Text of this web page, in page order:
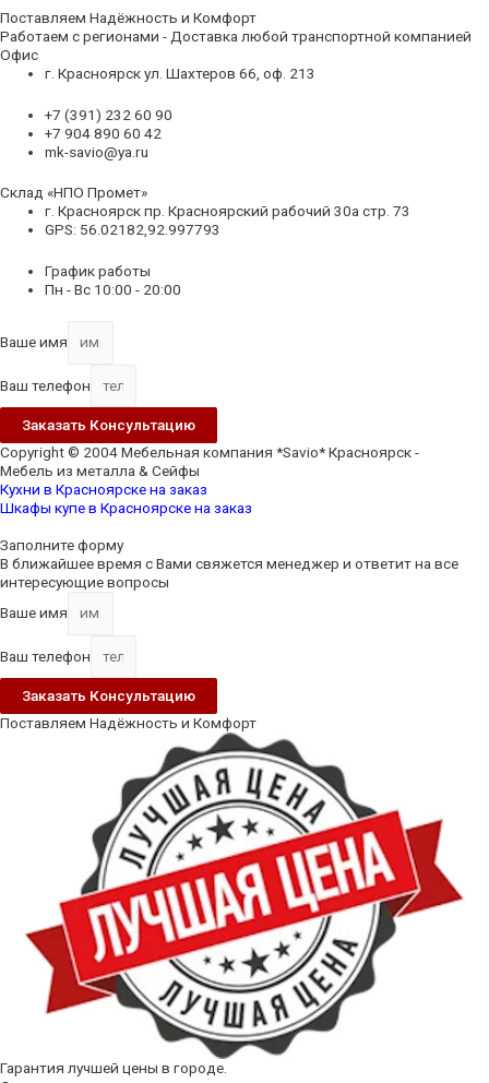
Поставляем Надёжность и Комфорт
Работаем с регионами - Доставка любой транспортной компанией
Офис
г. Красноярск ул. Шахтеров 66, оф. 213
+7 (391) 232 60 90
+7 904 890 60 42
mk-savio@ya.ru
Склад «НПО Промет»
г. Красноярск пр. Красноярский рабочий 30а стр. 73
GPS: 56.02182,92.997793
График работы
Пн - Вс 10:00 - 20:00
Ваше имя
Ваш телефон
Заказать Консультацию
Copyright © 2004 Мебельная компания *Savio* Красноярск -
Мебель из металла & Сейфы
Кухни в Красноярске на заказ
Шкафы купе в Красноярске на заказ
Заполните форму
В ближайшее время с Вами свяжется менеджер и ответит на все
интересующие вопросы
Ваше имя
Ваш телефон
Заказать Консультацию
Поставляем Надёжность и Комфорт
Гарантия лучшей цены в городе.